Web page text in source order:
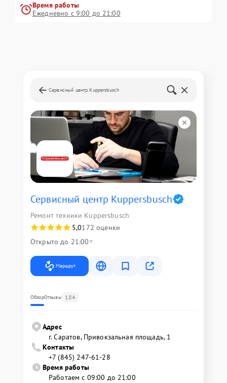
Время работы
Ежедневно с 9:00 до 21:00
Сервисный центр Kuppersbusch
Сервисный центр Kuppersbusch
Ремонт техники Kuppersbusch
5,0172 оценки
Открыто до 21:00
Маршрут
ОбзорОтзывы 184
Адрес
г. Саратов, Привокзальная площадь, 1
Контакты
+7 (845) 247-61-28
Время работы
Работаем с 09:00 до 21:00